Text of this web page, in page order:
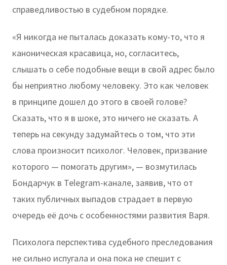
справедливостью в судебном порядке.
«Я никогда не пыталась доказать кому-то, что я
каноническая красавица, но, согласитесь,
слышать о себе подобные вещи в свой адрес было
бы неприятно любому человеку. Это как человек
в принципе дошел до этого в своей голове?
Сказать, что я в шоке, это ничего не сказать. А
теперь на секунду задумайтесь о том, что эти
слова произносит психолог. Человек, призвание
которого — помогать другим», — возмутилась
Бондарчук в Telegram-канале, заявив, что от
таких публичных выпадов страдает в первую
очередь её дочь с особенностями развития Варя.
Психолога перспектива судебного преследования
не сильно испугала и она пока не спешит с